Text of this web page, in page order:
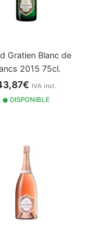
Gratien Blanc de
2015 75cl.
IVA incl.
DISPONIBLE